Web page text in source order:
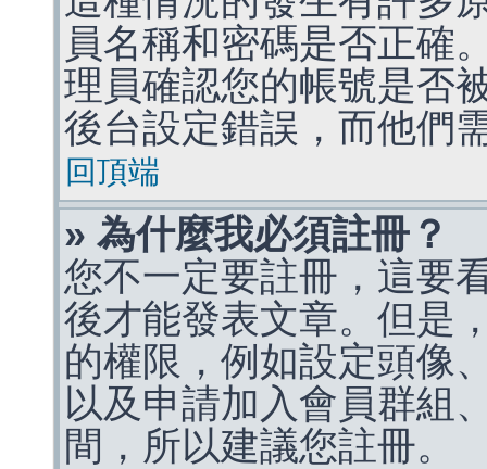
員名稱和密碼是否正確
理員確認您的帳號是否
後台設定錯誤，而他們
回頂端
» 為什麼我必須註冊？
您不一定要註冊，這要
後才能發表文章。但是
的權限，例如設定頭像
以及申請加入會員群組
間，所以建議您註冊。